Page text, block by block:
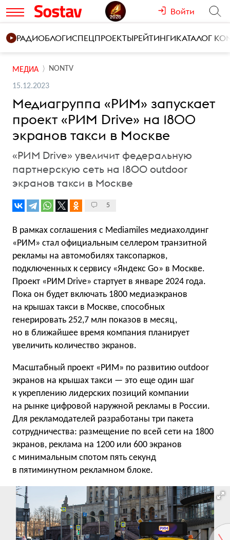
Войти
РАДИОБЛОГИСПЕЦПРОЕКТЫРЕЙТИНГИКАТАЛОГ
МЕДИА NONTV
15.12.2023
Медиагруппа «РИМ» запускает
проект «РИМ Drive» на 1800
экранов такси в Москве
«РИМ Drive» увеличит федеральную
партнерскую сеть на 1800 outdoor
экранов такси в Москве
5
В рамках соглашения с Mediamiles медиахолдинг
«РИМ» стал официальным селлером транзитной
рекламы на автомобилях таксопарков,
подключенных к сервису «Яндекс Go» в Москве.
Проект «РИМ Drive» стартует в январе 2024 года.
Пока он будет включать 1800 медиаэкранов
на крышах такси в Москве, способных
генерировать 252,7 млн показов в месяц,
но в ближайшее время компания планирует
увеличить количество экранов.
Масштабный проект «РИМ» по развитию outdoor
экранов на крышах такси — это еще один шаг
к укреплению лидерских позиций компании
на рынке цифровой наружной рекламы в России.
Для рекламодателей разработаны три пакета
сотрудничества: размещение по всей сети на 1800
экранов, реклама на 1200 или 600 экранов
с минимальным спотом пять секунд
в пятиминутном рекламном блоке.